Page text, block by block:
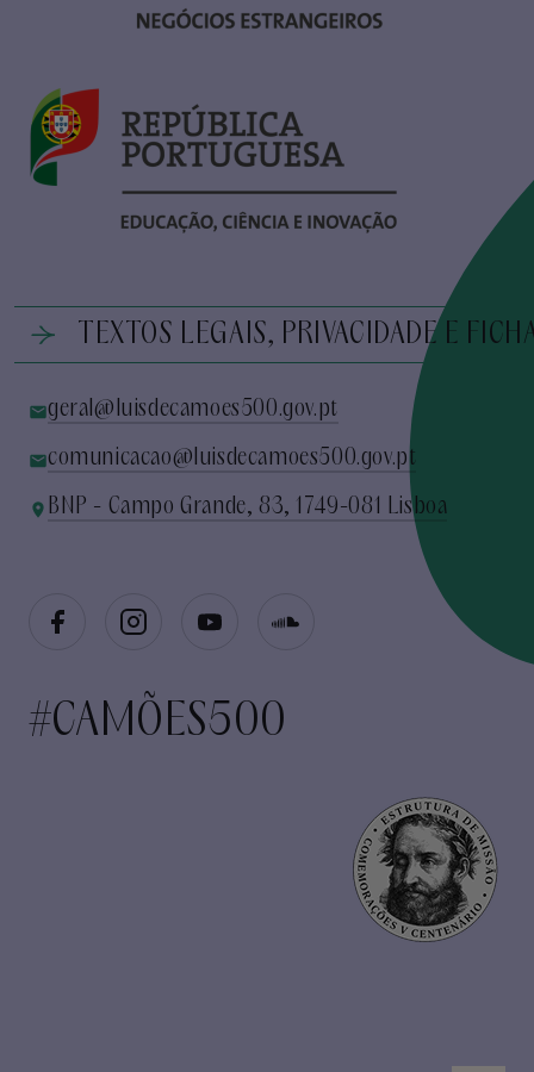
TEXTOS LEGAIS, PRIVACIDADE E
geral@luisdecamoes500.gov.pt
comunicacao@luisdecamoes500.gov.pt
BNP - Campo Grande, 83, 1749-081 Lisboa
#CAMÕES500